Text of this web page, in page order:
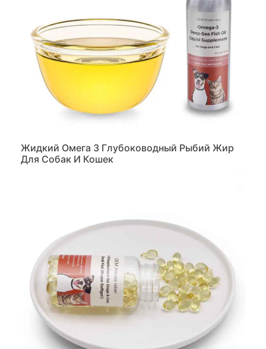
Жидкий Омега 3 Глубоководный Рыбий Жир
Для Собак И Кошек